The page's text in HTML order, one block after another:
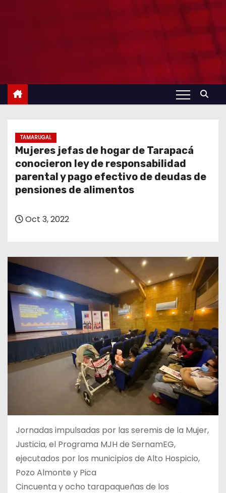
TAMARUGAL
Mujeres jefas de hogar de Tarapacá
conocieron ley de responsabilidad
parental y pago efectivo de deudas de
pensiones de alimentos
Oct 3, 2022
Jornadas impulsadas por las seremis de la Mujer,
Justicia, el Programa MJH de SernamEG,
ejecutados por los municipios de Alto Hospicio,
Pozo Almonte y Pica
Cincuenta y ocho tarapaqueñas de los